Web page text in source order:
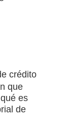
crédito
que
es
de